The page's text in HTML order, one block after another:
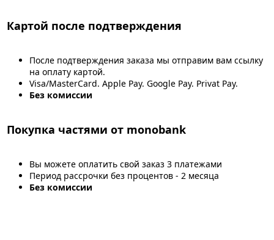
Картой после подтверждения
После подтверждения заказа мы отправим вам ссылку
на оплату картой.
Visa/MasterCard. Apple Pay. Google Pay. Privat Pay.
Без комиссии
Покупка частями от monobank
Вы можете оплатить свой заказ 3 платежами
Период рассрочки без процентов - 2 месяца
Без комиссии